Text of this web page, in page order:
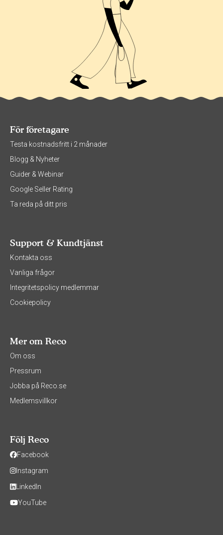
För företagare
Testa kostnadsfritt i 2 månader
Blogg & Nyheter
Guider & Webinar
Google Seller Rating
Ta reda på ditt pris
Support & Kundtjänst
Kontakta oss
Vanliga frågor
Integritetspolicy medlemmar
Cookiepolicy
Mer om Reco
Om oss
Pressrum
Jobba på Reco.se
Medlemsvillkor
Följ Reco
Facebook
Instagram
LinkedIn
YouTube